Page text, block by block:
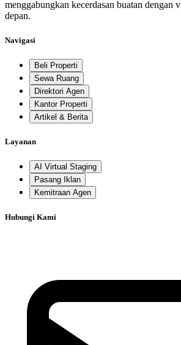
menggabungkan kecerdasan buatan dengan
depan.
Navigasi
Beli Properti
Sewa Ruang
Direktori Agen
Kantor Properti
Artikel & Berita
Layanan
AI Virtual Staging
Pasang Iklan
Kemitraan Agen
Hubungi Kami